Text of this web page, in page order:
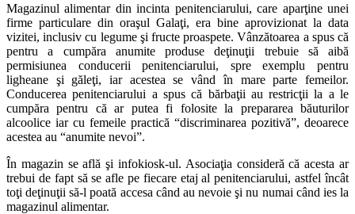
Magazinul alimentar din incinta penitenciarului, care aparţine unei
firme particulare din oraşul Galaţi, era bine aprovizionat la data
vizitei, inclusiv cu legume şi fructe proaspete. Vânzătoarea a spus că
pentru a cumpăra anumite produse deţinuţii trebuie să aibă
permisiunea conducerii penitenciarului, spre exemplu pentru
ligheane şi găleţi, iar acestea se vând în mare parte femeilor.
Conducerea penitenciarului a spus că bărbaţii au restricţii la a le
cumpăra pentru că ar putea fi folosite la prepararea băuturilor
alcoolice iar cu femeile practică “discriminarea pozitivă”, deoarece
acestea au “anumite nevoi”.
În magazin se află şi infokiosk-ul. Asociaţia consideră că acesta ar
trebui de fapt să se afle pe fiecare etaj al penitenciarului, astfel încât
toţi deţinuţii să-l poată accesa când au nevoie şi nu numai când ies la
magazinul alimentar.